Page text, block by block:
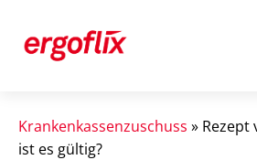
Krankenkassenzuschuss » Rezept
ist es gültig?